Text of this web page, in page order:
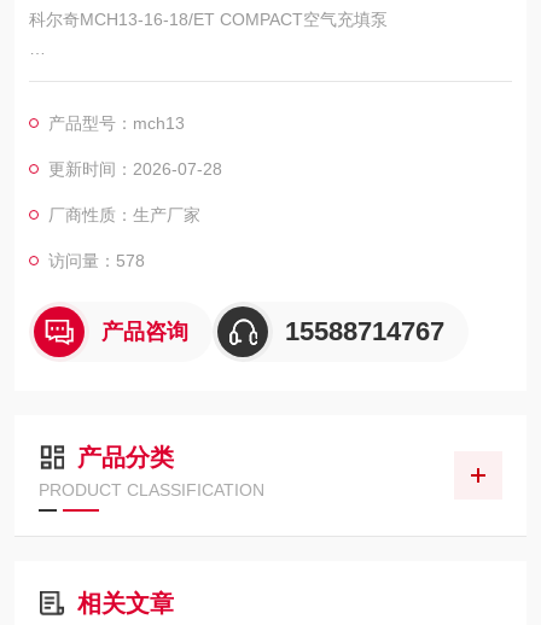
科尔奇MCH13-16-18/ET COMPACT空气充填泵
科尔奇MCH13-16-18/ET COMPACT EVO呼吸空气充填泵
意大利COLTRI公司授权中国区代理商和技术服务中心，直接从
国外*MCH系列呼吸空气充填泵已近二十年，负责此系列产品的
产品型号：mch13
更新时间：2026-07-28
厂商性质：生产厂家
访问量：578
产品咨询 15588714767
产品分类
PRODUCT CLASSIFICATION
相关文章